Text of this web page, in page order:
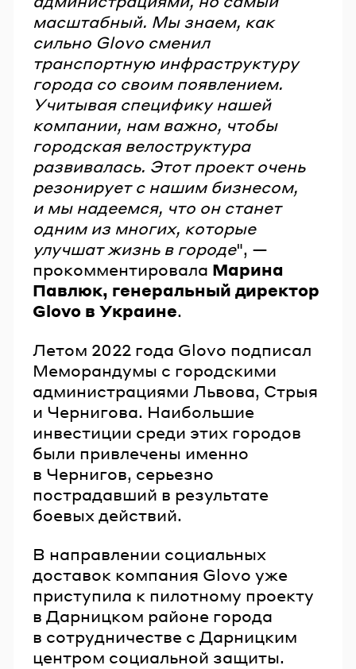
масштабный. Мы знаем, как
сильно Glovo сменил
транспортную инфраструктуру
города со своим появлением.
Учитывая специфику нашей
компании, нам важно, чтобы
городская велоструктура
развивалась. Этот проект очень
резонирует с нашим бизнесом,
и мы надеемся, что он станет
одним из многих, которые
улучшат жизнь в городе", —
прокомментировала Марина
Павлюк, генеральный директор
Glovo в Украине.
Летом 2022 года Glovo подписал
Меморандумы с городскими
администрациями Львова, Стрыя
и Чернигова. Наибольшие
инвестиции среди этих городов
были привлечены именно
в Чернигов, серьезно
пострадавший в результате
боевых действий.
В направлении социальных
доставок компания Glovo уже
приступила к пилотному проекту
в Дарницком районе города
в сотрудничестве с Дарницким
центром социальной защиты.